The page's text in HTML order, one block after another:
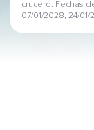
crucero. Fechas
07/01/2028, 24/01/